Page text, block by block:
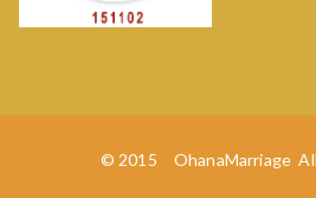
© 2015 OhanaMarriage All